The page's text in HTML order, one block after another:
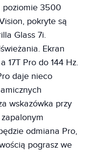
poziomie 3500
pokryte są
Glass 7i.
Ekran
17T Pro do 144 Hz.
daje nieco
wskazówka przy
odmiana Pro,
pograsz we